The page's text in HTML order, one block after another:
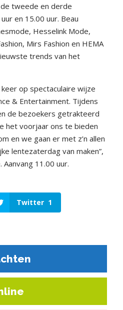
tweede en derde
en 15.00 uur. Beau
Hesselink Mode,
Mirs Fashion en HEMA
trends van het
op spectaculaire wijze
& Entertainment. Tijdens
de bezoekers getrakteerd
het voorjaar ons te bieden
en we gaan er met z’n allen
lentezaterdag van maken”,
11.00 uur.
Twitter 1